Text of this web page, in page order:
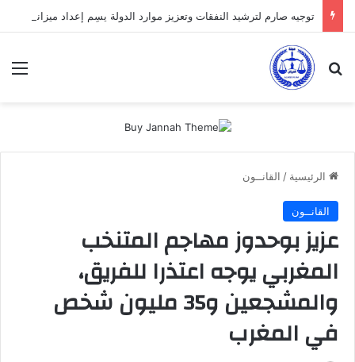
بحث عن
الرئيسية / القانــون
القانــون
عزيز بوحدوز مهاجم المتنخب
المغربي يوجه اعتذرا للفريق،
والمشجعين و35 مليون شخص
في المغرب